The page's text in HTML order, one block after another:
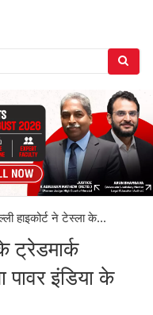
हाइकोर्ट ने टेस्ला के...
ट्रेडमार्क
इंडिया के